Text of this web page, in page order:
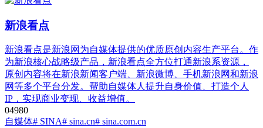
新浪看点
新浪看点是新浪网为自媒体提供的优质原创内容生产平台。作
为新浪核心战略级产品，新浪看点全方位打通新浪系资源，
原创内容将在新浪新闻客户端、新浪微博、手机新浪网和新浪
网等多个平台分发。帮助自媒体人提升自身价值、打造个人
IP，实现商业变现、收益增值。
04980
自媒体# SINA# sina.cn# sina.com.cn